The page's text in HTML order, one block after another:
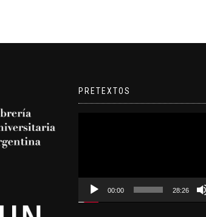
PRETEXTOS
00:00 28:26